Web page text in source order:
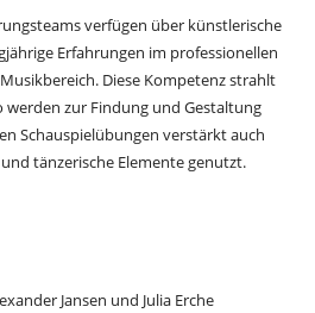
verfügen über künstlerische
Erfahrungen im professionellen
Diese Kompetenz strahlt
werden zur Findung und Gestaltung
Schauspielübungen verstärkt auch
tänzerische Elemente genutzt.
Jansen und Julia Erche